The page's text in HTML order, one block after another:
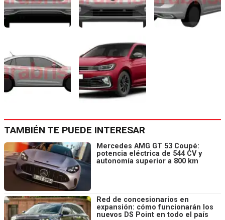
TAMBIÉN TE PUEDE INTERESAR
Mercedes AMG GT 53 Coupé:
potencia eléctrica de 544 CV y
autonomía superior a 800 km
Red de concesionarios en
expansión: cómo funcionarán los
nuevos DS Point en todo el país